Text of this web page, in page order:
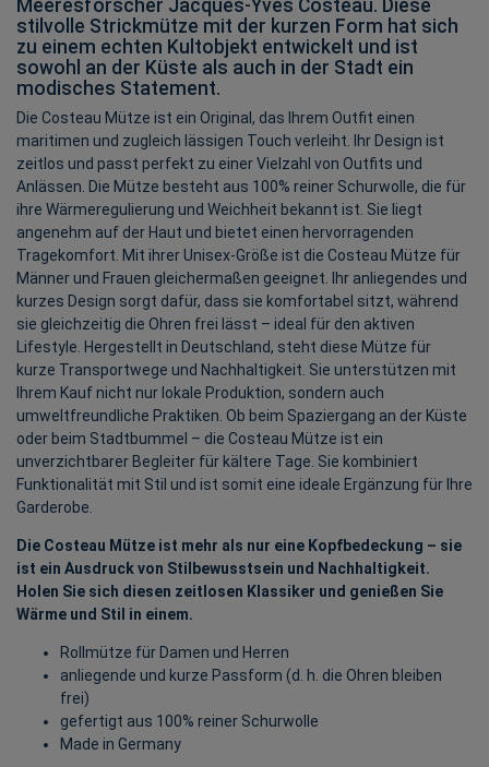
Meeresforscher Jacques-Yves Costeau. Diese
stilvolle Strickmütze mit der kurzen Form hat sich
zu einem echten Kultobjekt entwickelt und ist
sowohl an der Küste als auch in der Stadt ein
modisches Statement.
Die Costeau Mütze ist ein Original, das Ihrem Outfit einen
maritimen und zugleich lässigen Touch verleiht. Ihr Design ist
zeitlos und passt perfekt zu einer Vielzahl von Outfits und
Anlässen. Die Mütze besteht aus 100% reiner Schurwolle, die für
ihre Wärmeregulierung und Weichheit bekannt ist. Sie liegt
angenehm auf der Haut und bietet einen hervorragenden
Tragekomfort. Mit ihrer Unisex-Größe ist die Costeau Mütze für
Männer und Frauen gleichermaßen geeignet. Ihr anliegendes und
kurzes Design sorgt dafür, dass sie komfortabel sitzt, während
sie gleichzeitig die Ohren frei lässt – ideal für den aktiven
Lifestyle. Hergestellt in Deutschland, steht diese Mütze für
kurze Transportwege und Nachhaltigkeit. Sie unterstützen mit
Ihrem Kauf nicht nur lokale Produktion, sondern auch
umweltfreundliche Praktiken. Ob beim Spaziergang an der Küste
oder beim Stadtbummel – die Costeau Mütze ist ein
unverzichtbarer Begleiter für kältere Tage. Sie kombiniert
Funktionalität mit Stil und ist somit eine ideale Ergänzung für Ihre
Garderobe.
Die Costeau Mütze ist mehr als nur eine Kopfbedeckung – sie
ist ein Ausdruck von Stilbewusstsein und Nachhaltigkeit.
Holen Sie sich diesen zeitlosen Klassiker und genießen Sie
Wärme und Stil in einem.
Rollmütze für Damen und Herren
anliegende und kurze Passform (d. h. die Ohren bleiben
frei)
gefertigt aus 100% reiner Schurwolle
Made in Germany